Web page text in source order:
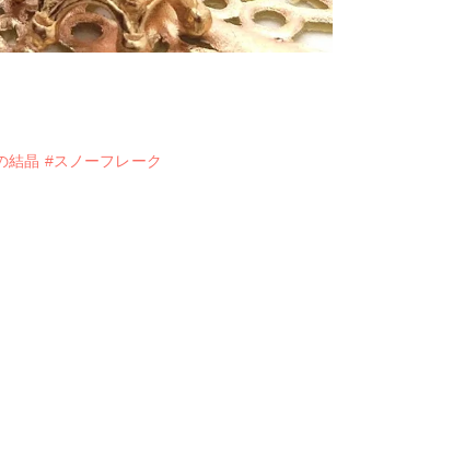
結晶 #スノーフレーク